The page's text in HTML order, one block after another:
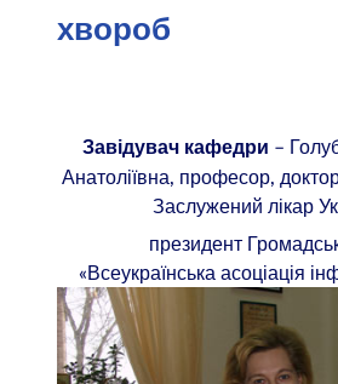
хвороб
Завідувач кафедри –
Анатоліївна, професор,
Заслужений лікар
президент Громадської
«Всеукраїнська асоціація